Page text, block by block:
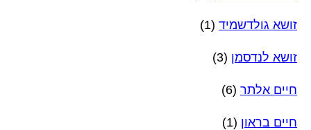
זושא גולדשמיד (1)
זושא לנדסמן (3)
חיים אלתר (6)
חיים בראון (1)